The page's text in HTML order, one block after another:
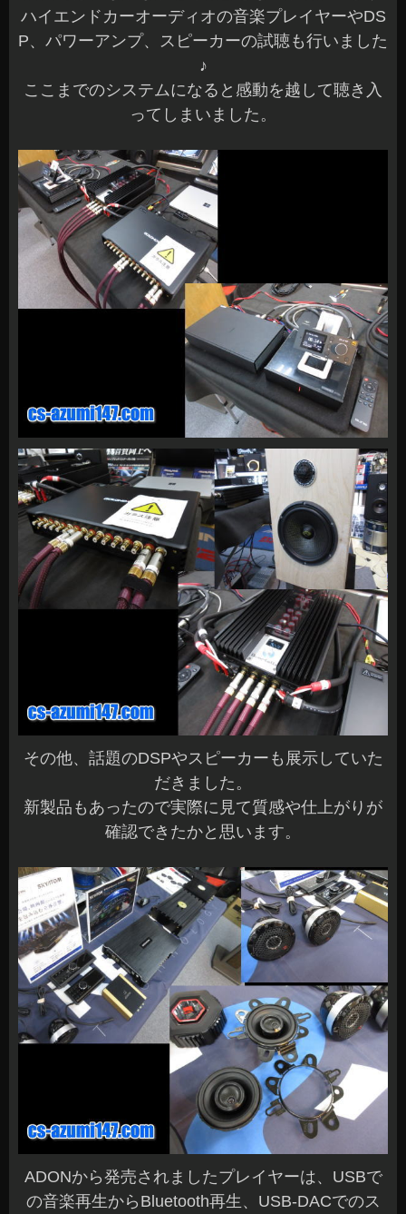
ハイエンドカーオーディオの音楽プレイヤーやDS
P、パワーアンプ、スピーカーの試聴も行いました
♪
ここまでのシステムになると感動を越して聴き入
ってしまいました。
その他、話題のDSPやスピーカーも展示していた
だきました。
新製品もあったので実際に見て質感や仕上がりが
確認できたかと思います。
ADONから発売されましたプレイヤーは、USBで
の音楽再生からBluetooth再生、USB-DACでのス